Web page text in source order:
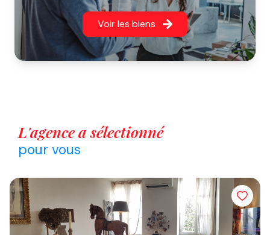
Voir les biens
L'agence a sélectionné
pour vous